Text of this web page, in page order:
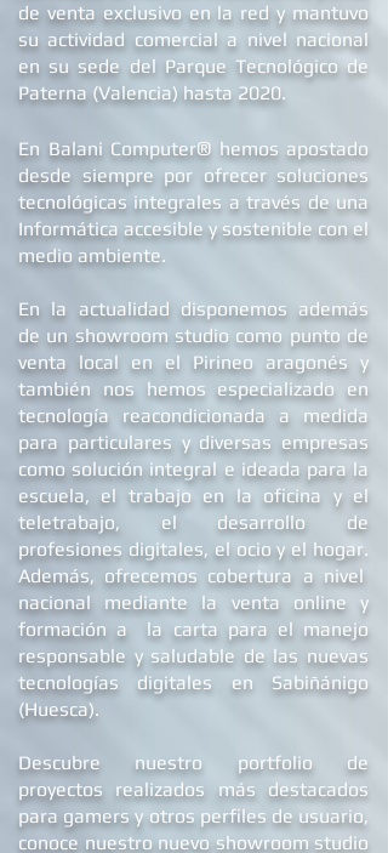
de venta exclusivo en la red y mantuvo
su actividad comercial a nivel nacional
en su sede del Parque Tecnológico de
Paterna (Valencia) hasta 2020.
En Balani Computer® hemos apostado
desde siempre por ofrecer soluciones
tecnológicas integrales a través de una
Informática accesible y sostenible con el
medio ambiente.
En la actualidad disponemos además
de un showroom studio como punto de
venta local en el Pirineo aragonés y
también nos hemos especializado en
tecnología reacondicionada a medida
para particulares y diversas empresas
como solución integral e ideada para la
escuela, el trabajo en la oficina y el
teletrabajo, el desarrollo de
profesiones digitales, el ocio y el hogar.
Además, ofrecemos cobertura a nivel
nacional mediante la venta online y
formación a la carta para el manejo
responsable y saludable de las nuevas
tecnologías digitales en Sabiñánigo
(Huesca).
Descubre nuestro portfolio de
proyectos realizados más destacados
para gamers y otros perfiles de usuario,
conoce nuestro nuevo showroom studio